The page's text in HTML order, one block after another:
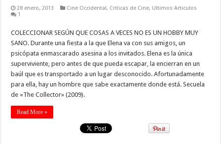
28 enero, 2013 Cine Occidental, Criticas de Cine, Ultimos Articulos
1
COLECCIONAR SEGÚN QUE COSAS A VECES NO ES UN HOBBY MUY
SANO. Durante una fiesta a la que Elena va con sus amigos, un
psicópata enmascarado asesina a los invitados. Elena es la única
superviviente, pero antes de que pueda escapar, la encierran en un
baúl que es transportado a un lugar desconocido. Afortunadamente
para ella, hay un hombre que sabe exactamente donde está. Secuela
de «The Collector» (2009).
Read More »